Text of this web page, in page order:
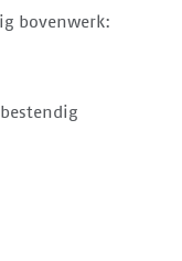
bovenwerk: